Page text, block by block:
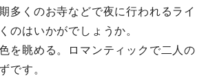
多くのお寺などで夜に行われるライ
のはいかがでしょうか。
を眺める。ロマンティックで二人の
です。